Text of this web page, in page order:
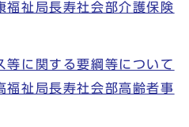
福祉局長寿社会部介護保険
等に関する要綱等について
福祉局長寿社会部高齢者事